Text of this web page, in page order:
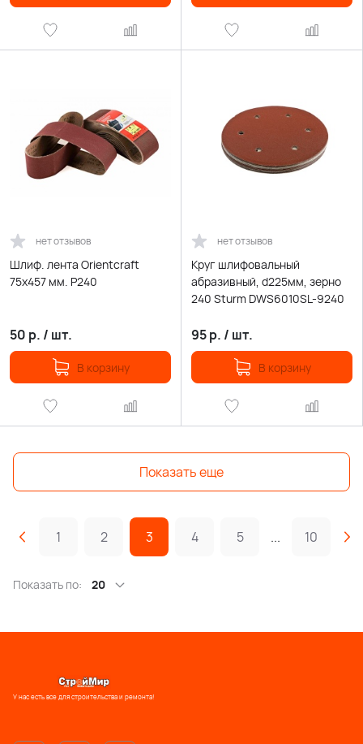
нет отзывов
Шлиф. лента Orientcraft
75х457 мм. Р240
50 р. / шт.
В корзину
нет отзывов
Круг шлифовальный
абразивный, d225мм, зерно
240 Sturm DWS6010SL-9240
95р. / шт.
В корзину
Показать еще
1 2 3 4 5 ... 10
Показать по: 20
У нас есть все для строительства и ремонта!